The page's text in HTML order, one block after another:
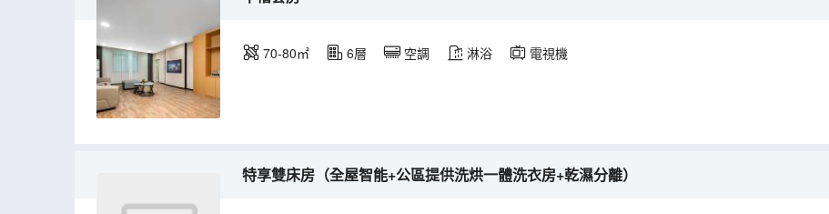
70-80㎡ 6層 空調 淋浴 電視機
特享雙床房（全屋智能+公區提供洗烘一體洗衣房+乾濕分離）